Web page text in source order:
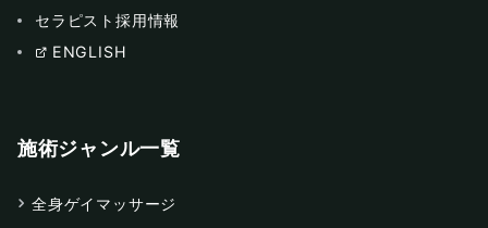
セラピスト採用情報
ENGLISH
施術ジャンル一覧
全身ゲイマッサージ